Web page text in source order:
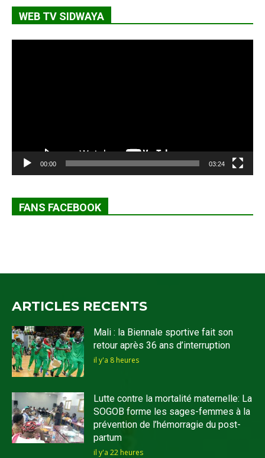
WEB TV SIDWAYA
00:00 03:24
FANS FACEBOOK
ARTICLES RECENTS
Mali : la Biennale sportive fait son
retour après 36 ans d’interruption
il y'a 8 heures
Lutte contre la mortalité maternelle: La
SOGOB forme les sages-femmes à la
prévention de l’hémorragie du post-
partum
il y'a 22 heures